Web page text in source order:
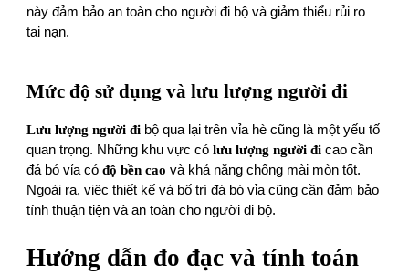
này đảm bảo an toàn cho người đi bộ và giảm thiểu rủi ro
tai nạn.
Mức độ sử dụng và lưu lượng người đi
Lưu lượng người đi bộ qua lại trên vỉa hè cũng là một yếu tố
quan trọng. Những khu vực cólưu lượng người đi cao cần
đá bó vỉa cóđộ bền cao và khả năng chống mài mòn tốt.
Ngoài ra, việc thiết kế và bố trí đá bó vỉa cũng cần đảm bảo
tính thuận tiện và an toàn cho người đi bộ.
Hướng dẫn đo đạc và tính toán